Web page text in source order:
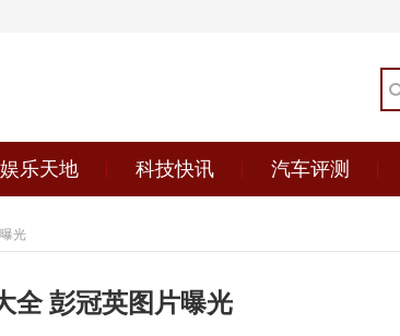
娱乐天地 科技快讯 汽车评测
光
全 彭冠英图片曝光